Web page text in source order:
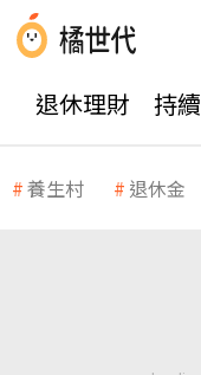
退休理財 持
養生村 退休金